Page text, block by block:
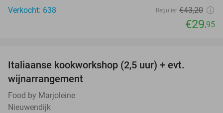
Verkocht: 638 Regulier €43,20
€29,95
Italiaanse kookworkshop (2,5 uur) + evt.
wijnarrangement
Food by Marjoleine
Nieuwendijk